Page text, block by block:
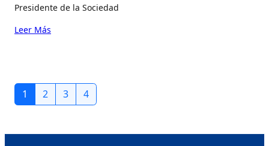
Presidente de la Sociedad
Leer Más
1 2 3 4